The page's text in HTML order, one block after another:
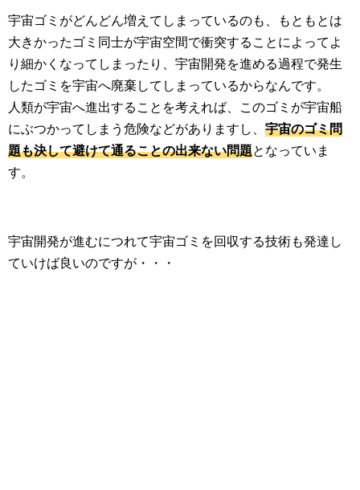
宇宙ゴミがどんどん増えてしまっているのも、もともとは
大きかったゴミ同士が宇宙空間で衝突することによってよ
り細かくなってしまったり、宇宙開発を進める過程で発生
したゴミを宇宙へ廃棄してしまっているからなんです。
人類が宇宙へ進出することを考えれば、このゴミが宇宙船
にぶつかってしまう危険などがありますし、 宇宙のゴミ問
題も決して避けて通ることの出来ない問題となっていま
す。
宇宙開発が進むにつれて宇宙ゴミを回収する技術も発達し
ていけば良いのですが・・・